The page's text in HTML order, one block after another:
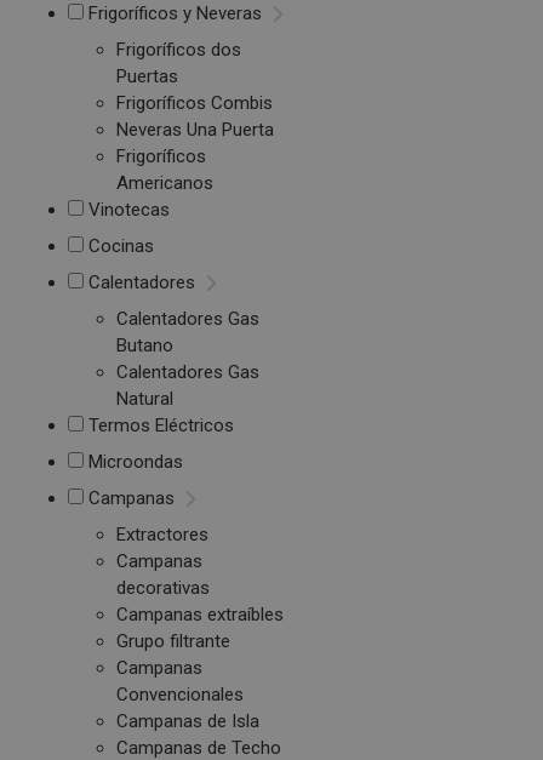
Frigoríficos y Neveras
Frigoríficos dos
Puertas
Frigoríficos Combis
Neveras Una Puerta
Frigoríficos
Americanos
Vinotecas
Cocinas
Calentadores
Calentadores Gas
Butano
Calentadores Gas
Natural
Termos Eléctricos
Microondas
Campanas
Extractores
Campanas
decorativas
Campanas extraíbles
Grupo filtrante
Campanas
Convencionales
Campanas de Isla
Campanas de Techo